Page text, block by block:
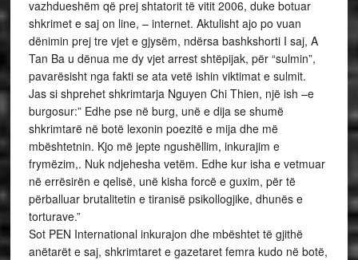
vazhdueshëm që prej shtatorit të vitit 2006, duke botuar
shkrimet e saj on line, – internet. Aktulisht ajo po vuan
dënimin prej tre vjet e gjysëm, ndërsa bashkshorti I saj, A
Tan Ba u dënua me dy vjet arrest shtëpijak, për “sulmin”,
pavarësisht nga fakti se ata vetë ishin viktimat e sulmit.
Jas si shprehet shkrimtarja Nguyen Chi Thien, një ish –e
burgosur:” Edhe pse në burg, unë e dija se shumë
shkrimtarë në botë lexonin poezitë e mija dhe më
mbështetnin. Kjo më jepte ngushëllim, inkurajim e
frymëzim,. Nuk ndjehesha vetëm. Edhe kur isha e vetmuar
në errësirën e qelisë, unë kisha forcë e guxim, për të
përballuar brutalitetin e tiranisë psikollogjike, dhunës e
torturave.”
Sot PEN International inkurajon dhe mbështet të gjithë
anëtarët e saj, shkrimtaret e gazetaret femra kudo në botë,